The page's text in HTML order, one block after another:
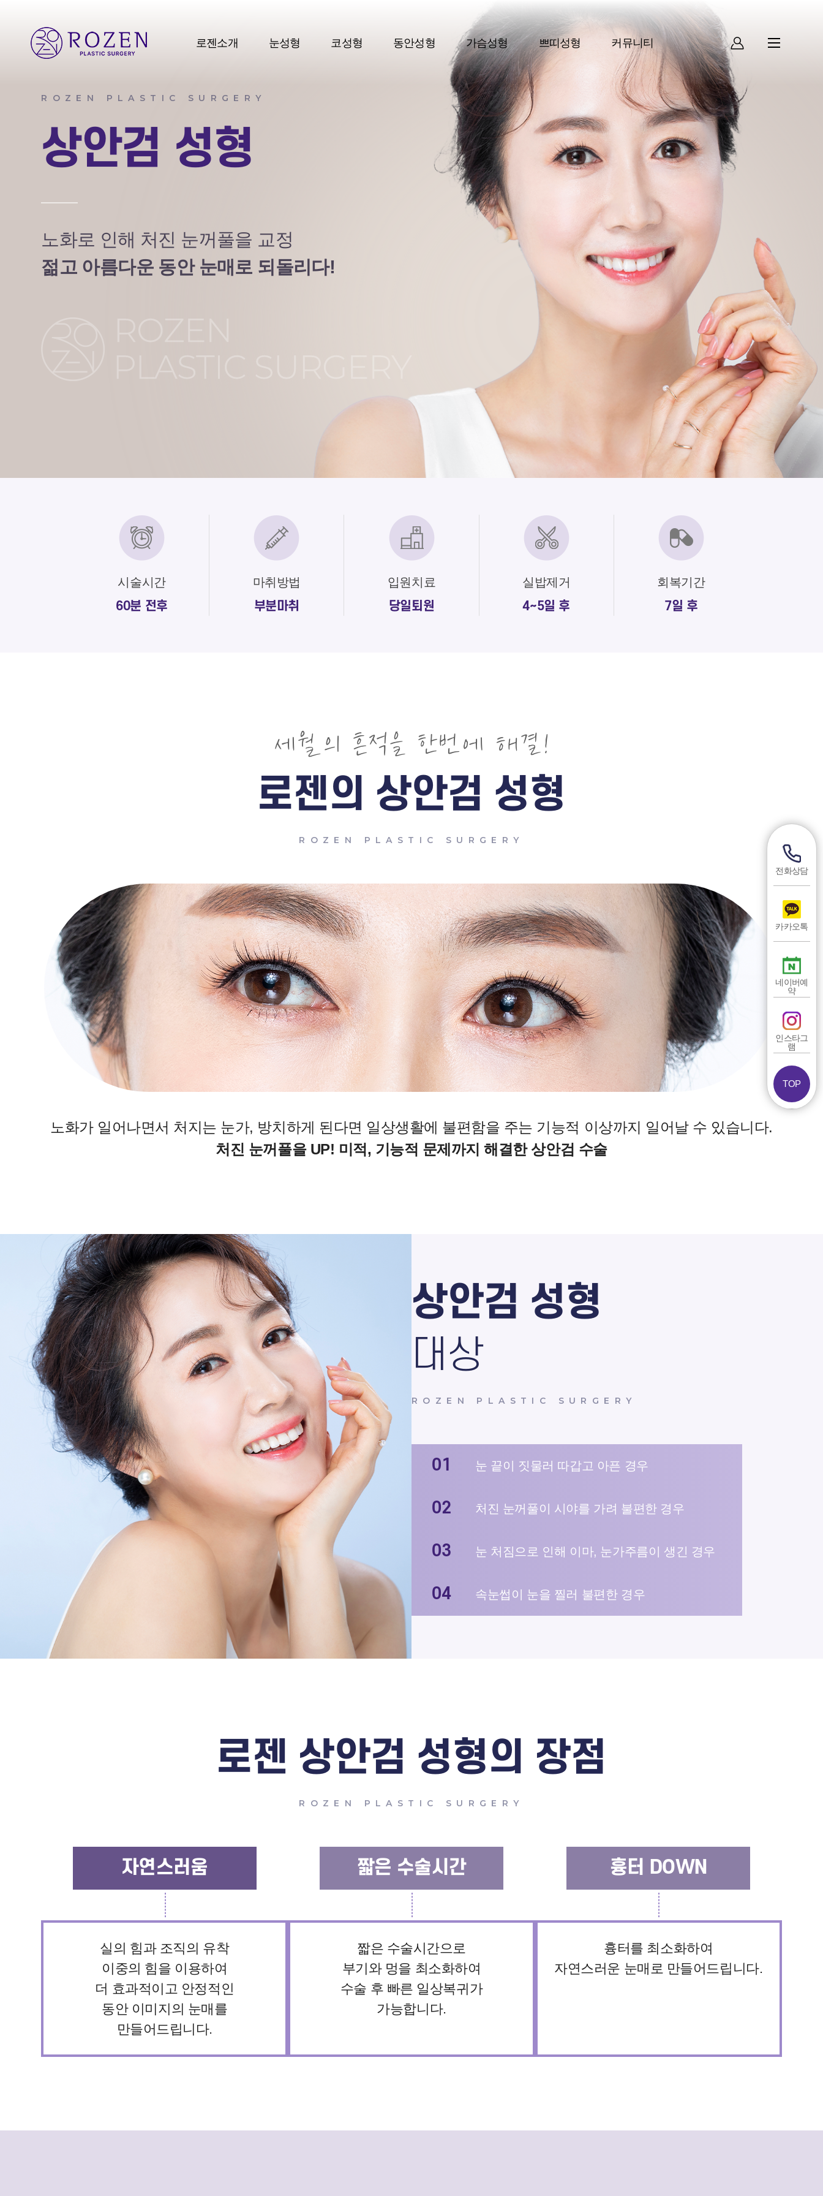
로젠소개 눈성형 코성형 동안성형 가슴성형 쁘띠성형 커뮤니티
ROZEN PLASTIC SURGERY
상안검 성형
노화로 인해 처진 눈꺼풀을 교정
젊고 아름다운 동안 눈매로 되돌리다!
시술시간
60분 전후
마취방법
부분마취
입원치료
당일퇴원
실밥제거
4~5일 후
회복기간
7일 후
세월의 흔적을 한번에 해결!
로젠의 상안검 성형
ROZEN PLASTIC SURGERY
노화가 일어나면서 처지는 눈가, 방치하게 된다면 일상생활에 불편함을 주는 기능적 이상까지 일어날 수 있습니다.
처진 눈꺼풀을 UP! 미적, 기능적 문제까지 해결한 상안검 수술
상안검 성형
대상
ROZEN PLASTIC SURGERY
눈 끝이 짓물러 따갑고 아픈 경우
처진 눈꺼풀이 시야를 가려 불편한 경우
눈 처짐으로 인해 이마, 눈가주름이 생긴 경우
속눈썹이 눈을 찔러 불편한 경우
로젠 상안검 성형의 장점
ROZEN PLASTIC SURGERY
자연스러움
실의 힘과 조직의 유착
이중의 힘을 이용하여
더 효과적이고 안정적인
동안 이미지의 눈매를
만들어드립니다.
짧은 수술시간
짧은 수술시간으로
부기와 멍을 최소화하여
수술 후 빠른 일상복귀가
가능합니다.
흉터 DOWN
흉터를 최소화하여
자연스러운 눈매로 만들어드립니다.
전화상담
카카오톡
네이버예
약
인스타그
램
TOP